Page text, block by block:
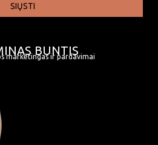
SIŲSTI
BUNTIS
marketingas ir pardavimai